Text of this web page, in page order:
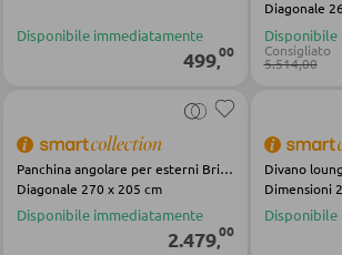
BAGNO
Arredo bagno
Specchi da bagno
Accessori bagno
Disponibile immediatamente
499,00
Diagonale
Disponibile
Consigliato
5.514,00
Panchina angolare per esterni Brian beige in tessuto acciaio
Diagonale 270 x 205 cm
Disponibile immediatamente
2.479,00
Dimensioni
Disponibile